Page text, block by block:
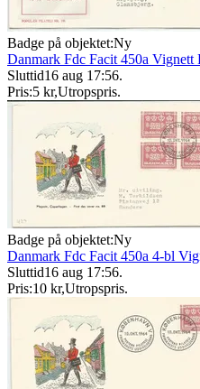
Badge på objektet:Ny
Danmark Fdc Facit 450a
Sluttid16 aug 17:56.
Pris:5 kr,Utropspris.
Badge på objektet:Ny
Danmark Fdc Facit 450a 4-bl
Sluttid16 aug 17:56.
Pris:10 kr,Utropspris.